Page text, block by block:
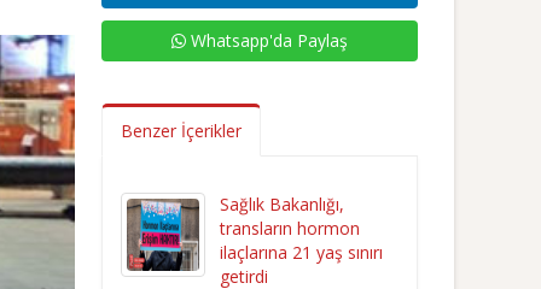
Whatsapp'da Paylaş
Benzer İçerikler
Sağlık Bakanlığı,
transların hormon
ilaçlarına 21 yaş sınırı
getirdi